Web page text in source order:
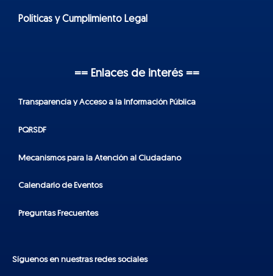
Políticas y Cumplimiento Legal
== Enlaces de interés ==
Transparencia y Acceso a la Información Pública
PQRSDF
Mecanismos para la Atención al Ciudadano
Calendario de Eventos
Preguntas Frecuentes
Síguenos en nuestras redes sociales